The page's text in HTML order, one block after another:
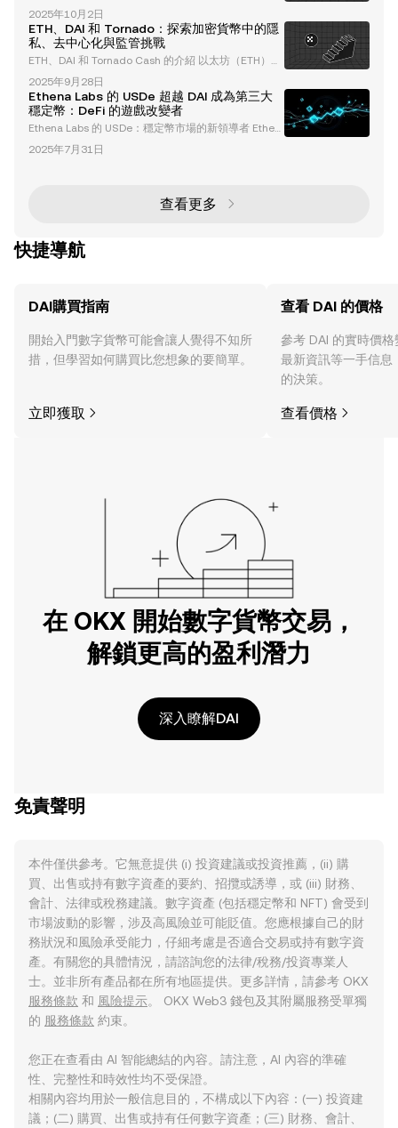
oins），如 USDT 、 USDC 和 DAI ，是一種專門設計
用來保持價值穩定的加密貨幣類別。與比特幣或以太坊
等波動性較大的加密貨幣不同，穩定幣與法定貨幣（例
如美元）或其他資產掛鉤。這種穩定性使它們成為加密
貨幣生態系統的基石，提供可靠的交易媒介、價值儲存
手段以及對市場波動的對沖工具。 穩定幣的主要特點
掛鉤價值 ：穩定幣旨在與其基礎資產
2025年10月2日
ETH、DAI 和 Tornado：探索加密貨幣中的隱
私、去中心化與監管挑戰
ETH、DAI 和 Tornado Cash 的介紹 以太坊（ETH）、
DAI 和 Tornado Cash 是去中心化金融（DeFi）生態系
統中的重要組成部分，每個都具有獨特的用途。ETH
是以太坊區塊鏈的原生加密貨幣，用於支持交易和智能
合約。DAI 是一種與美元掛鉤的去中心化穩定幣，在波
動的市場中提供金融穩定性。Tornado Cash 是一個專
注於隱私的協議，增強了加密交易的匿名性。這三者共
2025年9月28日
Ethena Labs 的 USDe 超越 DAI 成為第三大
穩定幣：DeFi 的遊戲改變者
Ethena Labs 的 USDe：穩定幣市場的新領導者 Ethen
a Labs 在去中心化金融（DeFi）生態系統中崛起為一
股變革力量，其合成穩定幣 USDe 達成了一個重要里
其在 DeFi 領域日益增長的影響力。 USDe 的獨特之處
USDe 由比特幣（BTC）和以太坊（ETH）
2025年7月31日
查看更多
快捷導航
DAI購買指南
開始入門數字貨幣可能會讓人覺得不知所
措，但學習如何購買比您想象的要簡單。
立即獲取
查看 DAI 的價格
參考 DAI 的實時價
最新資訊等一手信息
的決策。
查看價格
在 OKX 開始數字貨幣交易，
解鎖更高的盈利潛力
深入瞭解DAI
免責聲明
本件僅供參考。它無意提供 (i) 投資建議或投資推薦，(ii) 購
買、出售或持有數字資產的要約、招攬或誘導，或 (iii) 財務、
會計、法律或稅務建議。數字資產 (包括穩定幣和 NFT) 會受到
市場波動的影響，涉及高風險並可能貶值。您應根據自己的財
務狀況和風險承受能力，仔細考慮是否適合交易或持有數字資
產。有關您的具體情況，請諮詢您的法律/稅務/投資專業人
士。並非所有產品都在所有地區提供。更多詳情，請參考 OKX
服務條款 和 風險提示。 OKX Web3 錢包及其附屬服務受單獨
的 服務條款 約束。
您正在查看由 AI 智能總結的內容。請注意，AI 內容的準確
性、完整性和時效性均不受保證。
相關內容均用於一般信息目的，不構成以下內容：(一) 投資建
議；(二) 購買、出售或持有任何數字資產；(三) 財務、會計、